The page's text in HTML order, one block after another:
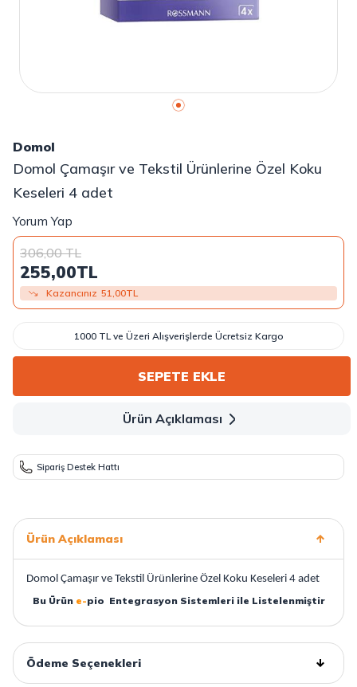
Domol
Domol Çamaşır ve Tekstil Ürünlerine Özel Koku
Keseleri 4 adet
Yorum Yap
306,00TL
255,00TL
Kazancınız 51,00TL
1000 TL ve Üzeri Alışverişlerde Ücretsiz Kargo
SEPETE EKLE
Ürün Açıklaması
Sipariş Destek Hattı
Ürün Açıklaması
Domol Çamaşır ve Tekstil Ürünlerine Özel Koku Keseleri 4 adet
Bu Ürüne-pio Entegrasyon Sistemleri ile Listelenmiştir
Ödeme Seçenekleri